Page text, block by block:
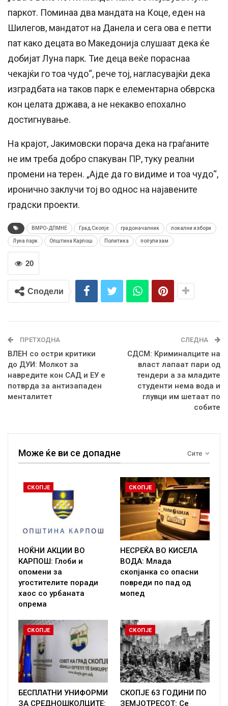
паркот. Поминаа два мандата на Коце, еден на
Шилегов, мандатот на Данела и сега ова е петти
пат како децата во Македонија слушаат дека ќе
добијат Луна парк. Тие деца веќе пораснаа
чекајќи го тоа чудо“, рече тој, нагласувајќи дека
изградбата на таков парк е елементарна обврска
кон целата држава, а не некакво епохално
достигнување.
На крајот, Јакимовски порача дека на граѓаните
не им треба добро спакуван ПР, туку реални
промени на терен. „Ајде да го видиме и тоа чудо“,
иронично заклучи тој во однос на најавените
градски проекти.
ВМРО-ДПМНЕ Град Скопје градоначалник локални избори
Луна парк Општина Карпош Политика популизам
20
Сподели
ПРЕТХОДНА
ВЛЕН со остри критики
до ДУИ: Молкот за
навредите кон САД и ЕУ е
потврда за антизападен
менталитет
СЛЕДНА
СДСМ: Криминалците на
власт лапаат пари од
тендери а за младите
студенти нема вода и
глувци им шетаат по
собите
Сите
Може ќе ви се допадне
СКОПЈЕ
НОЌНИ АКЦИИ ВО
КАРПОШ: Глоби и
опомени за
угостителите поради
хаос со урбаната
опрема
СКОПЈЕ
НЕСРЕЌА ВО КИСЕЛА
ВОДА: Млада
скопјанка со опасни
повреди по пад од
мопед
СКОПЈЕ
БЕСПЛАТНИ УНИФОРМИ
ЗА СРЕДНОШКОЛЦИТЕ:
СКОПЈЕ
СКОПЈЕ 63 ГОДИНИ ПО
ЗЕМЈОТРЕСОТ: Се